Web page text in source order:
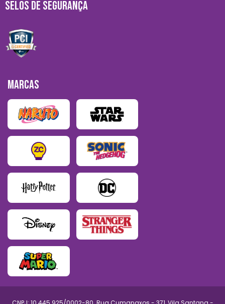
SELOS DE SEGURANÇA
MARCAS